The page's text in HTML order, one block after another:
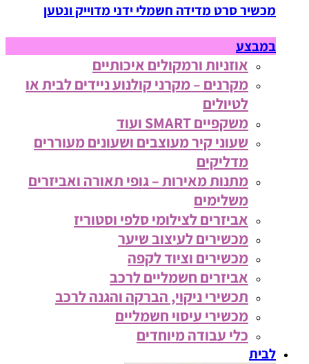
מכשיר סרט מדידה חשמלי ידני מדוייק ונטען
במבצע
אוזניות ורמקולים איכותיים
מקרנים – מקרני קולנוע ניידים לבית או
לטיולים
משקפיים SMART ועוד
שעוני קיר מעוצבים ושעונים מעוררים
מדליקים
מתנות מאירות – גופי תאורה ואביזרים
משלימים
אביזרים לצילומי סלפי וסטוריז
מכשירים לעיצוב שיער
מכשירים וציוד לקפה
אביזרים חשמליים לרכב
תכשירי ניקוי, הברקה והגנה לרכב
מכשירי עיסוי חשמליים
כלי עבודה מיוחדים
לבית